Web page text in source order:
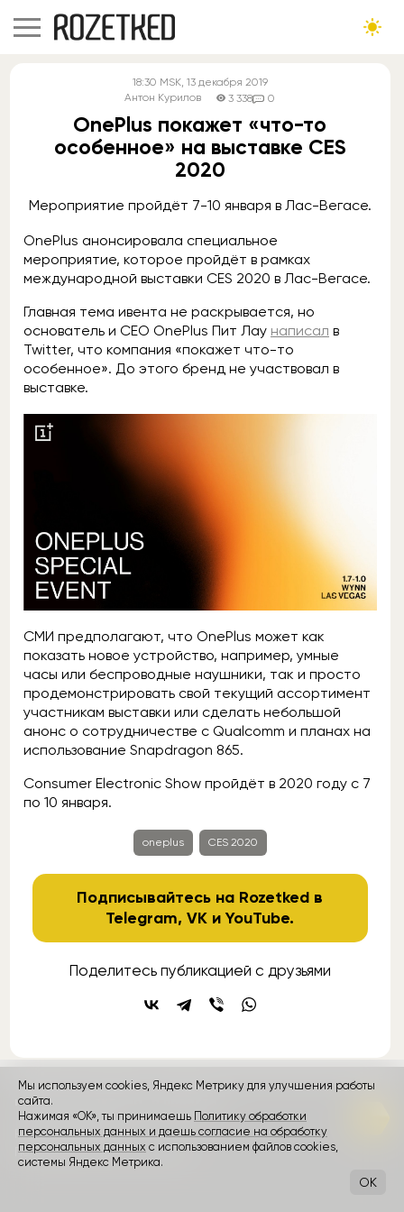
18:30 MSK, 13 декабря 2019
Антон Курилов
3 338 0
OnePlus покажет «что-то
особенное» на выставке CES
2020
Мероприятие пройдёт 7-10 января в Лас-Вегасе.
OnePlus анонсировала специальное
мероприятие, которое пройдёт в рамках
международной выставки CES 2020 в Лас-Вегасе.
Главная тема ивента не раскрывается, но
основатель и СЕО OnePlus Пит Лау написал в
Twitter, что компания «покажет что-то
особенное». До этого бренд не участвовал в
выставке.
СМИ предполагают, что OnePlus может как
показать новое устройство, например, умные
часы или беспроводные наушники, так и просто
продемонстрировать свой текущий ассортимент
участникам выставки или сделать небольшой
анонс о сотрудничестве с Qualcomm и планах на
использование Snapdragon 865.
Consumer Electronic Show пройдёт в 2020 году с 7
по 10 января.
oneplus CES 2020
Подписывайтесь на Rozetked в
Telegram,VK иYouTube.
Поделитесь публикацией с друзьями
контакты
Rozetked © 2026
Пользовательское соглашение
Мы используем cookies, Яндекс Метрику для улучшения работы
сайта.
Нажимая «ОК», ты принимаешь Политику обработки
персональных данных и даешь согласие на обработку
персональных данных с использованием файлов cookies,
системы Яндекс Метрика.
OK